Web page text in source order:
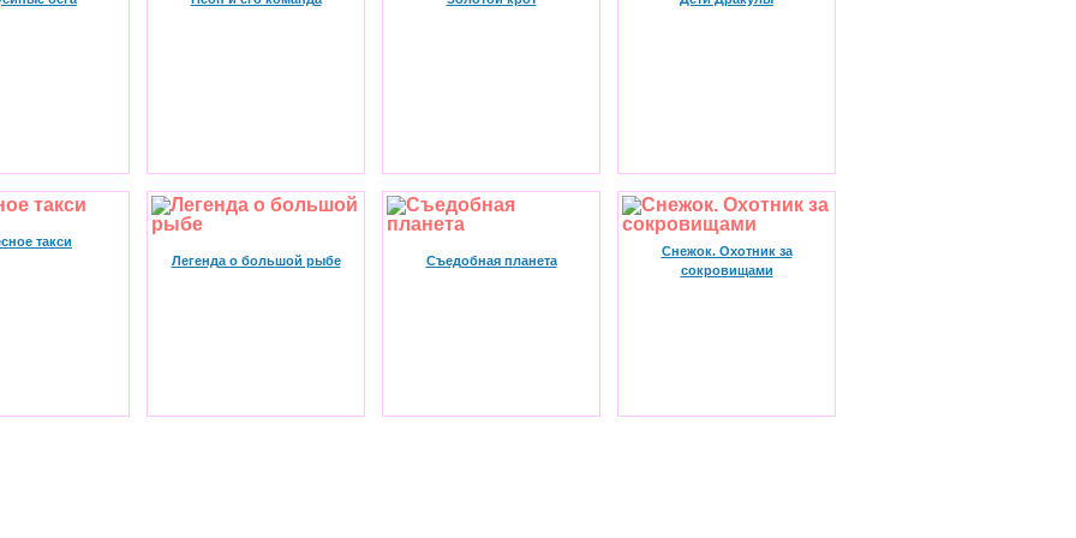
такси
Легенда о большой рыбе
Съедобная планета
Снежок. Охотник за
сокровищами